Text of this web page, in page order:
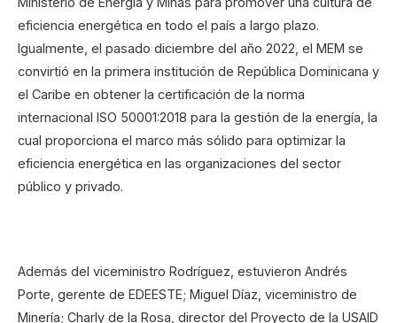
eficiencia energética en todo el país a largo plazo.
Igualmente, el pasado diciembre del año 2022, el MEM se
convirtió en la primera institución de República Dominicana y
el Caribe en obtener la certificación de la norma
internacional ISO 50001:2018 para la gestión de la energía, la
cual proporciona el marco más sólido para optimizar la
eficiencia energética en las organizaciones del sector
público y privado.
Además del viceministro Rodríguez, estuvieron Andrés
Porte, gerente de EDEESTE; Miguel Díaz, viceministro de
Minería; Charly de la Rosa, director del Proyecto de la USAID